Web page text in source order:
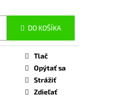
DO KOŠÍKA
Tlač
Opýtať sa
Strážiť
Zdieľať